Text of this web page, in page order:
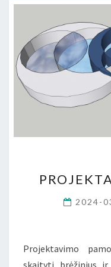
2024-
Projektavimo